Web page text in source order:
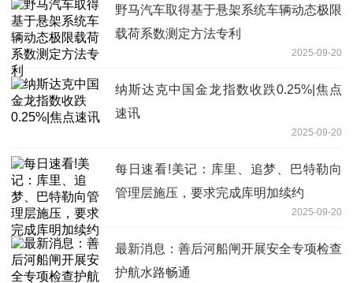
野马汽车取得基于悬架系统车辆动态极限
载荷系数测定方法专利
2025-09-20
纳斯达克中国金龙指数收跌0.25%|焦点
速讯
2025-09-20
每日速看!美记：库里、追梦、巴特勒向
管理层施压，要求完成库明加续约
2025-09-20
最新消息：善后河船闸开展安全专项检查
护航水路畅通